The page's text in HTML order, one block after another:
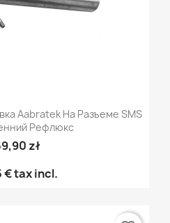
Aabratek На Разъеме SMS
Рефлюкс
zł
€tax incl.